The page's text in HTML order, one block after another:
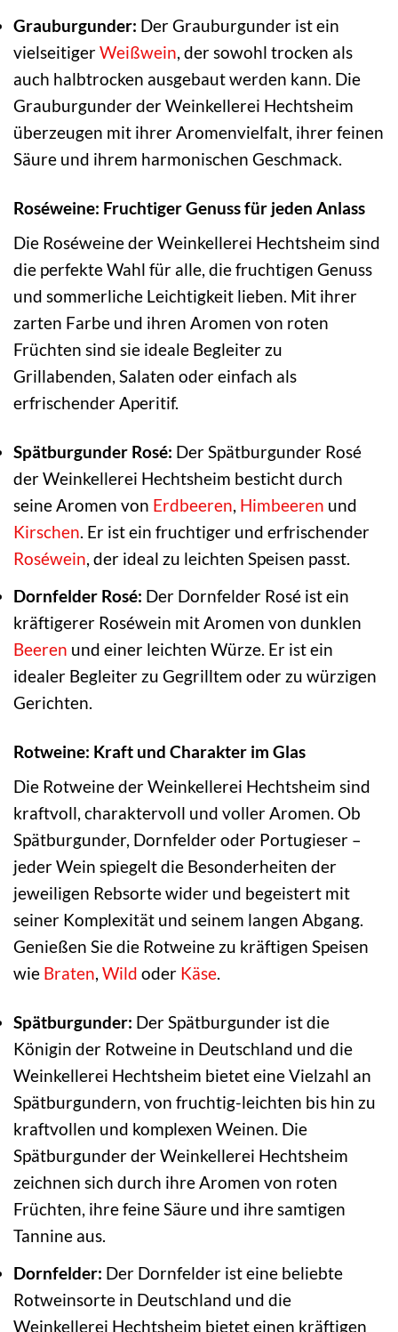
Grauburgunder: Der Grauburgunder ist ein
vielseitigerWeißwein, der sowohl trocken als
auch halbtrocken ausgebaut werden kann. Die
Grauburgunder der Weinkellerei Hechtsheim
überzeugen mit ihrer Aromenvielfalt, ihrer feinen
Säure und ihrem harmonischen Geschmack.
Roséweine: Fruchtiger Genuss für jeden Anlass
Die Roséweine der Weinkellerei Hechtsheim sind
die perfekte Wahl für alle, die fruchtigen Genuss
und sommerliche Leichtigkeit lieben. Mit ihrer
zarten Farbe und ihren Aromen von roten
Früchten sind sie ideale Begleiter zu
Grillabenden, Salaten oder einfach als
erfrischender Aperitif.
Spätburgunder Rosé: Der Spätburgunder Rosé
der Weinkellerei Hechtsheim besticht durch
seine Aromen von Erdbeeren, Himbeeren und
Kirschen. Er ist ein fruchtiger und erfrischender
Roséwein, der ideal zu leichten Speisen passt.
Dornfelder Rosé: Der Dornfelder Rosé ist ein
kräftigerer Roséwein mit Aromen von dunklen
Beeren und einer leichten Würze. Er ist ein
idealer Begleiter zu Gegrilltem oder zu würzigen
Gerichten.
Rotweine: Kraft und Charakter im Glas
Die Rotweine der Weinkellerei Hechtsheim sind
kraftvoll, charaktervoll und voller Aromen. Ob
Spätburgunder, Dornfelder oder Portugieser –
jeder Wein spiegelt die Besonderheiten der
jeweiligen Rebsorte wider und begeistert mit
seiner Komplexität und seinem langen Abgang.
Genießen Sie die Rotweine zu kräftigen Speisen
wie Braten, Wild oder Käse.
Spätburgunder: Der Spätburgunder ist die
Königin der Rotweine in Deutschland und die
Weinkellerei Hechtsheim bietet eine Vielzahl an
Spätburgundern, von fruchtig-leichten bis hin zu
kraftvollen und komplexen Weinen. Die
Spätburgunder der Weinkellerei Hechtsheim
zeichnen sich durch ihre Aromen von roten
Früchten, ihre feine Säure und ihre samtigen
Tannine aus.
Dornfelder: Der Dornfelder ist eine beliebte
Rotweinsorte in Deutschland und die
Weinkellerei Hechtsheim bietet einen kräftigen